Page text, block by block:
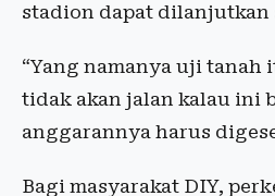
stadion dapat dilanjutkan
“Yang namanya uji tanah
tidak akan jalan kalau ini
anggarannya harus
Bagi masyarakat DIY,